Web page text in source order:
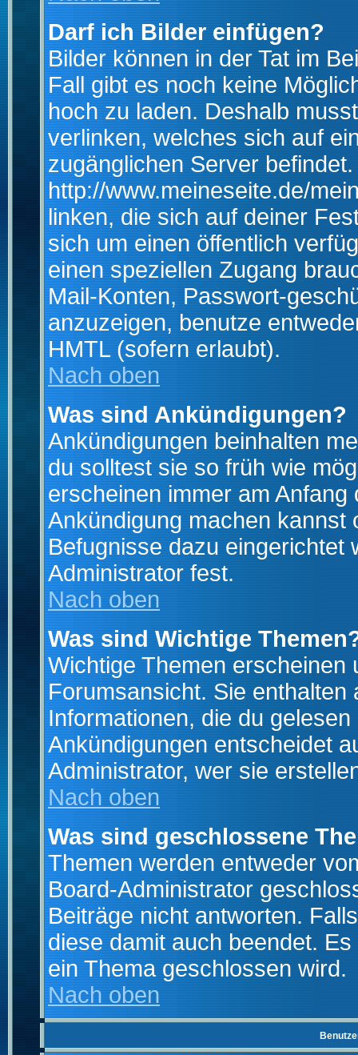
Darf ich Bilder einfügen?
Bilder können in der Tat im
Fall gibt es noch keine
hoch zu laden. Deshalb
verlinken, welches sich auf
zugänglichen Server
http://www.meineseite.de/
linken, die sich auf deiner
sich um einen öffentlich
einen speziellen Zugang
Mail-Konten, Passwort-
anzuzeigen, benutze
HMTL (sofern erlaubt).
Nach oben
Was sind Ankündigungen?
Ankündigungen beinhalten
du solltest sie so früh wie
erscheinen immer am
Ankündigung machen kannst
Befugnisse dazu eingerichtet
Administrator fest.
Nach oben
Was sind Wichtige
Wichtige Themen erscheinen
Forumsansicht. Sie
Informationen, die du
Ankündigungen entscheidet
Administrator, wer sie
Nach oben
Was sind geschlossene
Themen werden entweder
Board-Administrator
Beiträge nicht antworten.
diese damit auch beendet.
ein Thema geschlossen wird.
Nach oben